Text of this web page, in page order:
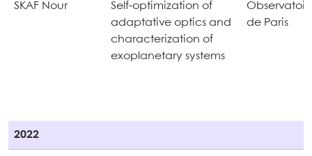
SKAF Nour
Self-optimization of
adaptative optics and
characterization of
exoplanetary systems
de Paris
2022